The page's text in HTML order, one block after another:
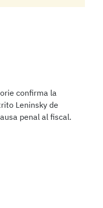
confirma la
Leninsky de
penal al fiscal.